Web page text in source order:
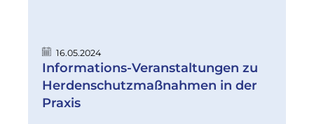
16.05.2024
Informations-Veranstaltungen zu
Herdenschutzmaßnahmen in der
Praxis